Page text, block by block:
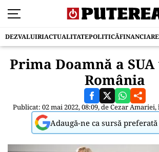
DEZVALUIRIACTUALITATEPOLITICĂFINANCIAR
Prima Doamnă a
România
Publicat: 02 mai 2022, 08:09, deCezar Amariei,
Adaugă-ne ca sursă